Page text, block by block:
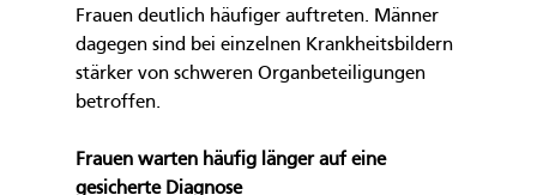
Frauen deutlich häufiger auftreten. Männer
dagegen sind bei einzelnen Krankheitsbildern
stärker von schweren Organbeteiligungen
betroffen.
Frauen warten häufig länger auf eine
gesicherte Diagnose